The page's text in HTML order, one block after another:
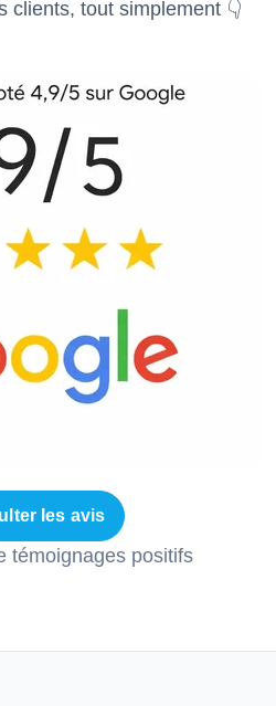
clients, tout simplement 👇
les avis
témoignages positifs